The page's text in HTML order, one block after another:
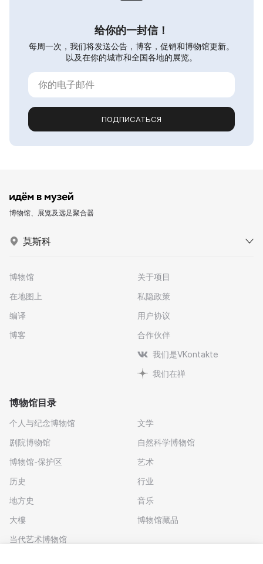
给你的一封信！
每周一次，我们将发送公告，博客，促销和博物馆更新。
以及在你的城市和全国各地的展览。
ПОДПИСАТЬСЯ
博物馆、展览及远足聚合器
莫斯科
博物馆
在地图上
编译
博客
关于项目
私隐政策
用户协议
合作伙伴
我们是VKontakte
我们在禅
博物馆目录
个人与纪念博物馆
剧院博物馆
博物馆-保护区
历史
地方史
大樓
当代艺术博物馆
文学
自然科学博物馆
艺术
行业
音乐
博物馆藏品